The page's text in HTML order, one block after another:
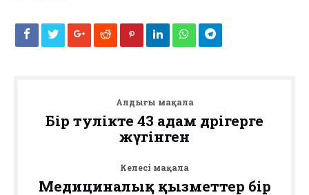
Алдыңғы мақала
Бір тәулікте 43 адам дәрігерге
жүгінген
Келесі мақала
Медициналық қызметтер бір